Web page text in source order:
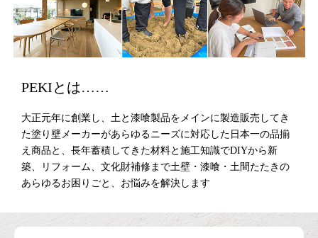
PEKIとは……
大正元年に創業し、土と漆喰製品をメインに製造販売してき
た塗り壁メーカーがあらゆるニーズに対応した日本一の品揃
え商品と、長年蓄積してきた材料と施工知識でDIYから新
築、リフォーム、文化財補修まで土壁・漆喰・土間たたきの
あらゆるお困りごと、お悩みを解決します